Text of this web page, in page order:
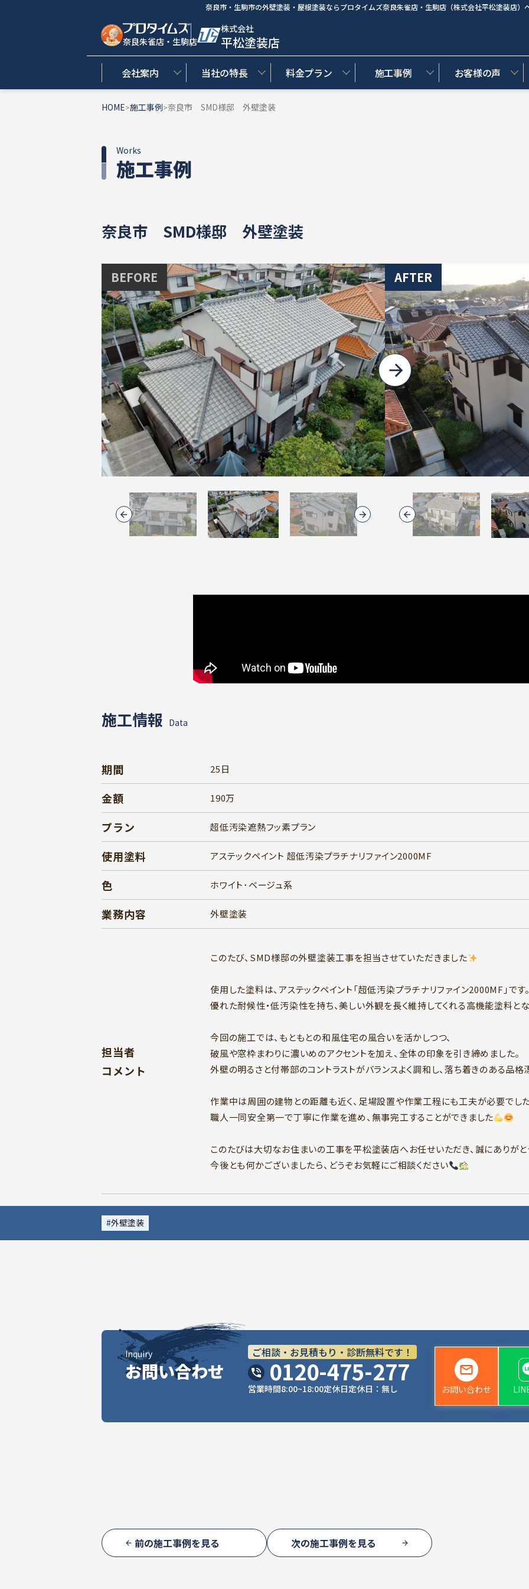
奈良市・生駒市の外壁塗装・屋根塗装ならプロタイムズ奈良朱雀店・生駒店（株式会社平松塗装店）
奈良朱雀店・生駒店
株式会社
平松塗装店
会社案内 当社の特長 料金プラン 施工事例 お客様の声
HOME>施工事例>奈良市 SMD様邸 外壁塗装
施工事例
Works
奈良市 SMD様邸 外壁塗装
BEFORE AFTER
施工情報 Data
期間 25日
金額 190万
プラン 超低汚染遮熱フッ素プラン
使用塗料 アステックペイント 超低汚染プラチナリファイン2000MF
色 ホワイト･ベージュ系
業務内容 外壁塗装
担当者
コメント
このたび、SMD様邸の外壁塗装工事を担当させていただきました
使用した塗料は、アステックペイント「超低汚染プラチナリファイン2000MF」です。
優れた耐候性・低汚染性を持ち、美しい外観を長く維持してくれる高機能塗料と
今回の施工では、もともとの和風住宅の風合いを活かしつつ、
破風や窓枠まわりに濃いめのアクセントを加え、全体の印象を引き締めました。
外壁の明るさと付帯部のコントラストがバランスよく調和し、落ち着きのある品
作業中は周囲の建物との距離も近く、足場設置や作業工程にも工夫が必要でした
職人一同安全第一で丁寧に作業を進め、無事完工することができました
このたびは大切なお住まいの工事を平松塗装店へお任せいただき、誠にありがと
今後とも何かございましたら、どうぞお気軽にご相談ください
外壁塗装
お問い合わせ
Inquiry ご相談・お見積もり・診断無料です！
0120-475-277
営業時間8:00~18:00定休日定休日：無し お問い合わせ
前の施工事例を見る 次の施工事例を見る